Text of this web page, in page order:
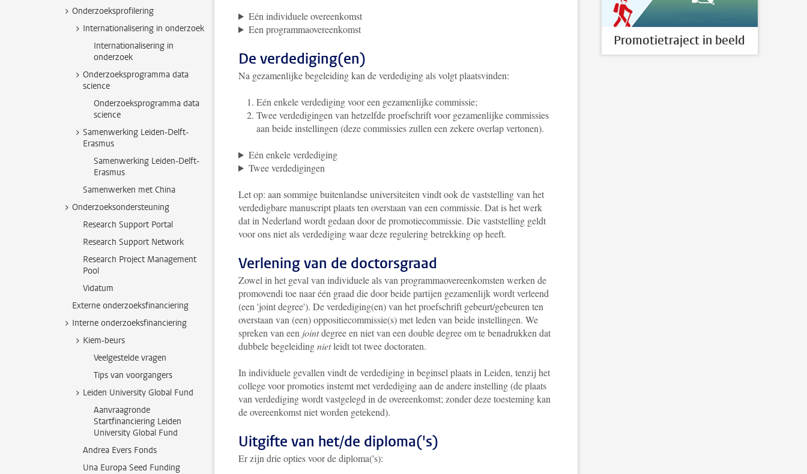
Onderzoeksprofilering
Internationalisering in onderzoek
Internationalisering in
onderzoek
Onderzoeksprogramma data
science
Onderzoeksprogramma data
science
Samenwerking Leiden-Delft-
Erasmus
Samenwerking Leiden-Delft-
Erasmus
Samenwerken met China
Onderzoeksondersteuning
Research Support Portal
Research Support Network
Research Project Management
Pool
Vidatum
Externe onderzoeksfinanciering
Interne onderzoeksfinanciering
Kiem-beurs
Veelgestelde vragen
Tips van voorgangers
Leiden University Global Fund
Aanvraagronde
Startfinanciering Leiden
University Global Fund
Andrea Evers Fonds
Una Europa Seed Funding
Eén individuele overeenkomst
Een programmaovereenkomst
De verdediging(en)
Na gezamenlijke begeleiding kan de verdediging als volgt plaatsvinden:
Eén enkele verdediging voor een gezamenlijke commissie;
Twee verdedigingen van hetzelfde proefschrift voor gezamenlijke commissies
aan beide instellingen (deze commissies zullen een zekere overlap vertonen).
Eén enkele verdediging
Twee verdedigingen
Let op: aan sommige buitenlandse universiteiten vindt ook de vaststelling van het
verdedigbare manuscript plaats ten overstaan van een commissie. Dat is het werk
dat in Nederland wordt gedaan door de promotiecommissie. Die vaststelling geldt
voor ons niet als verdediging waar deze regulering betrekking op heeft.
Verlening van de doctorsgraad
Zowel in het geval van individuele als van programmaovereenkomsten werken de
promovendi toe naar één graad die door beide partijen gezamenlijk wordt verleend
(een 'joint degree'). De verdediging(en) van het proefschrift gebeurt/gebeuren ten
overstaan van (een) oppositiecommissie(s) met leden van beide instellingen. We
spreken van een jointdegree en niet van een double degree om te benadrukken dat
dubbele begeleidingnietleidt tot twee doctoraten.
In individuele gevallen vindt de verdediging in beginsel plaats in Leiden, tenzij het
college voor promoties instemt met verdediging aan de andere instelling (de plaats
van verdediging wordt vastgelegd in de overeenkomst; zonder deze toesteming kan
de overeenkomst niet worden getekend).
Uitgifte van het/de diploma('s)
Er zijn drie opties voor de diploma('s):
Promotietraject in beeld